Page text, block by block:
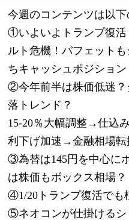
今週のコンテンツは以下
①いよいよトランプ復活
ルト危機！バフェット
ちキャッシュポジション
②今年前半は株価低迷？
落トレンド？
15-20％大幅調整→仕込
利下げ加速→金融相場転
③為替は145円を中心に
は株価もボックス相場？
④1/20トランプ復活でも
⑤ネオコンが仕掛ける